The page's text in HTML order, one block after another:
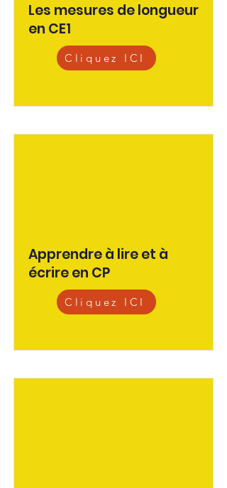
Les mesures de longueur
en CE1
Cliquez ICI
Apprendre à lire et à
écrire en CP
Cliquez ICI